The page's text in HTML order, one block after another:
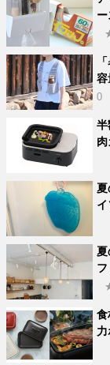
容
0
半
夏
夏
食